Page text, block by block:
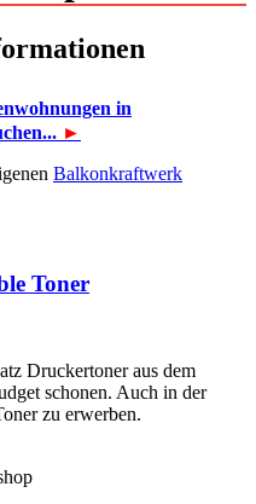
in
►
Balkonkraftwerk
Toner
Druckertoner aus dem
schonen. Auch in der
zu erwerben.